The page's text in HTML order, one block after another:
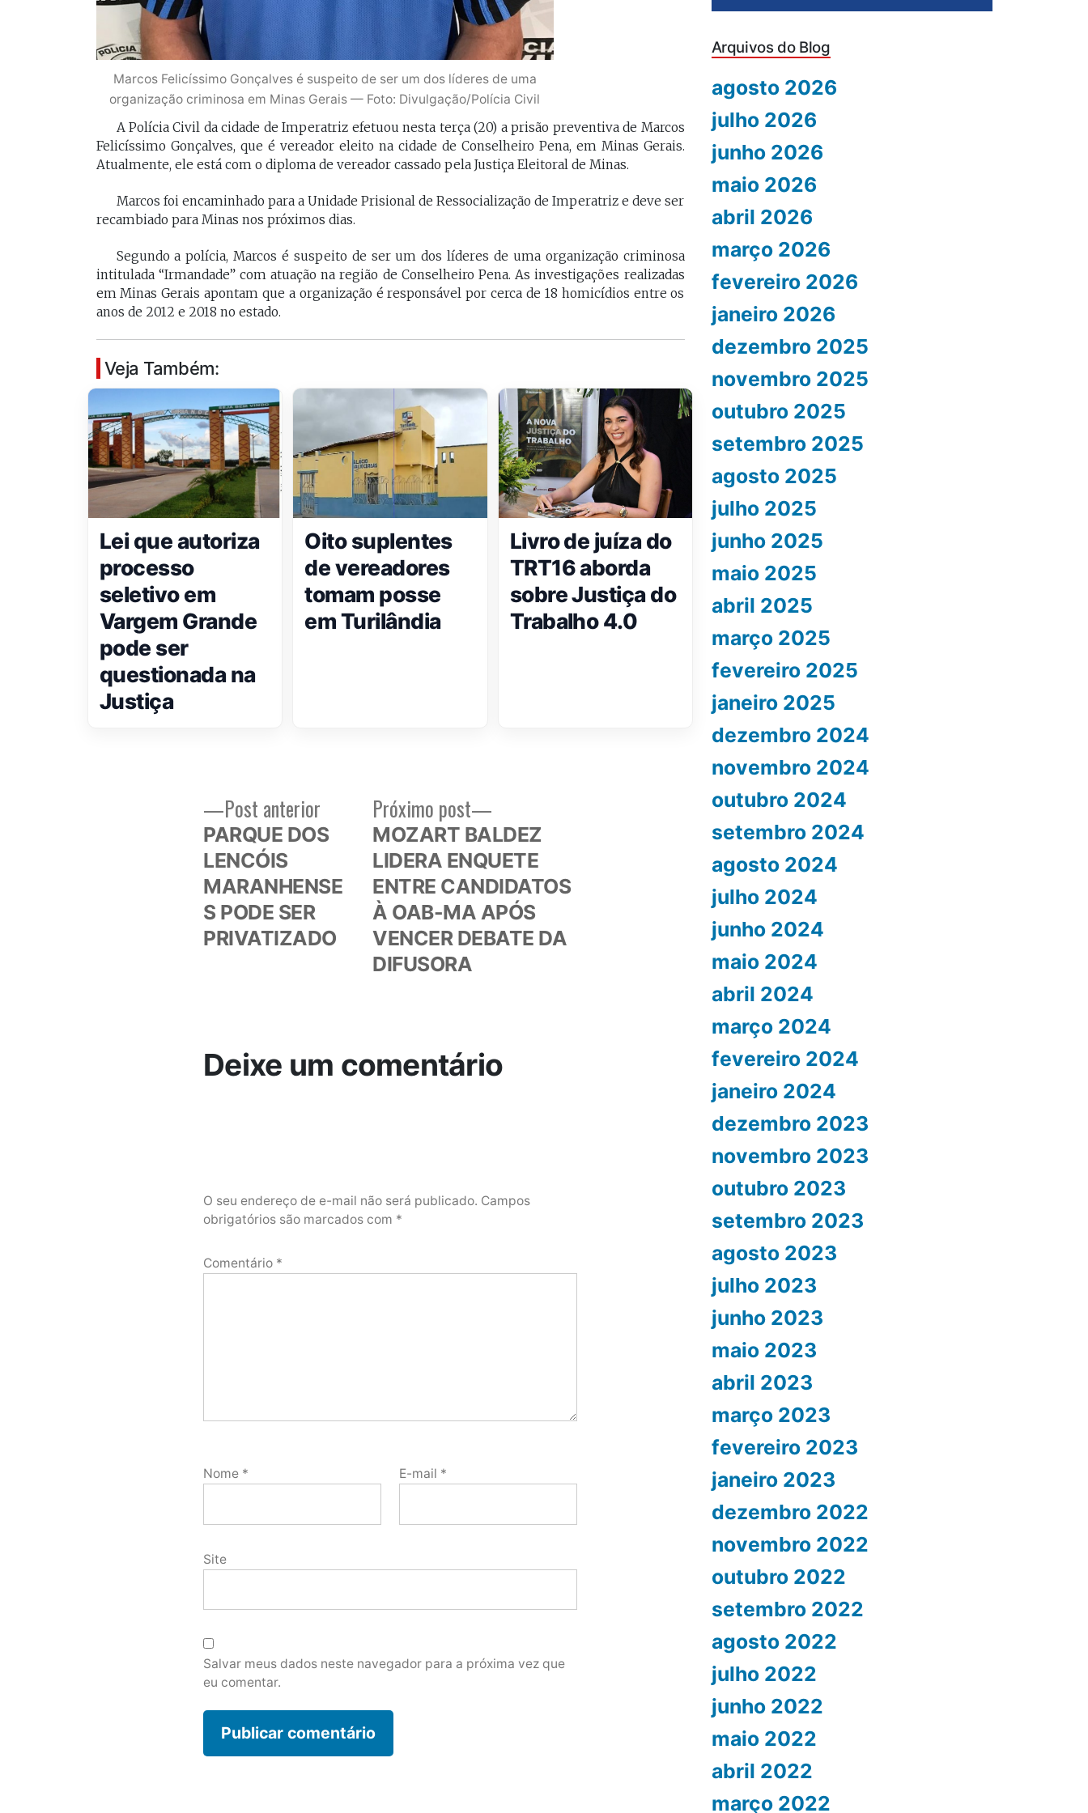
Marcos Felicíssimo Gonçalves é suspeito de ser um dos líderes de uma
organização criminosa em Minas Gerais — Foto: Divulgação/Polícia Civil
A Polícia Civil da cidade de Imperatriz efetuou nesta terça (20) a prisão preventiva de Marcos
Felicíssimo Gonçalves, que é vereador eleito na cidade de Conselheiro Pena, em Minas Gerais.
Atualmente, ele está com o diploma de vereador cassado pela Justiça Eleitoral de Minas.
Marcos foi encaminhado para a Unidade Prisional de Ressocialização de Imperatriz e deve ser
recambiado para Minas nos próximos dias.
Segundo a polícia, Marcos é suspeito de ser um dos líderes de uma organização criminosa
intitulada “Irmandade” com atuação na região de Conselheiro Pena. As investigações realizadas
em Minas Gerais apontam que a organização é responsável por cerca de 18 homicídios entre os
anos de 2012 e 2018 no estado.
Veja Também:
Lei que autoriza
processo
seletivo em
Vargem Grande
pode ser
questionada na
Justiça
Oito suplentes
de vereadores
tomam posse
em Turilândia
Livro de juíza do
TRT16 aborda
sobre Justiça do
Trabalho 4.0
Navegação
Post anterior
anterior:
PARQUE DOS
LENCÓIS
MARANHENSE
S PODE SER
PRIVATIZADO
Próximo post
post:
MOZART BALDEZ
LIDERA ENQUETE
ENTRE CANDIDATOS
À OAB-MA APÓS
VENCER DEBATE DA
DIFUSORA
Deixe um comentário
O seu endereço de e-mail não será publicado. Campos
obrigatórios são marcados com *
Comentário *
Nome * E-mail *
Site
Salvar meus dados neste navegador para a próxima vez que
eu comentar.
Arquivos do Blog
agosto 2026
julho 2026
junho 2026
maio 2026
abril 2026
março 2026
fevereiro 2026
janeiro 2026
dezembro 2025
novembro 2025
outubro 2025
setembro 2025
agosto 2025
julho 2025
junho 2025
maio 2025
abril 2025
março 2025
fevereiro 2025
janeiro 2025
dezembro 2024
novembro 2024
outubro 2024
setembro 2024
agosto 2024
julho 2024
junho 2024
maio 2024
abril 2024
março 2024
fevereiro 2024
janeiro 2024
dezembro 2023
novembro 2023
outubro 2023
setembro 2023
agosto 2023
julho 2023
junho 2023
maio 2023
abril 2023
março 2023
fevereiro 2023
janeiro 2023
dezembro 2022
novembro 2022
outubro 2022
setembro 2022
agosto 2022
julho 2022
junho 2022
maio 2022
abril 2022
março 2022